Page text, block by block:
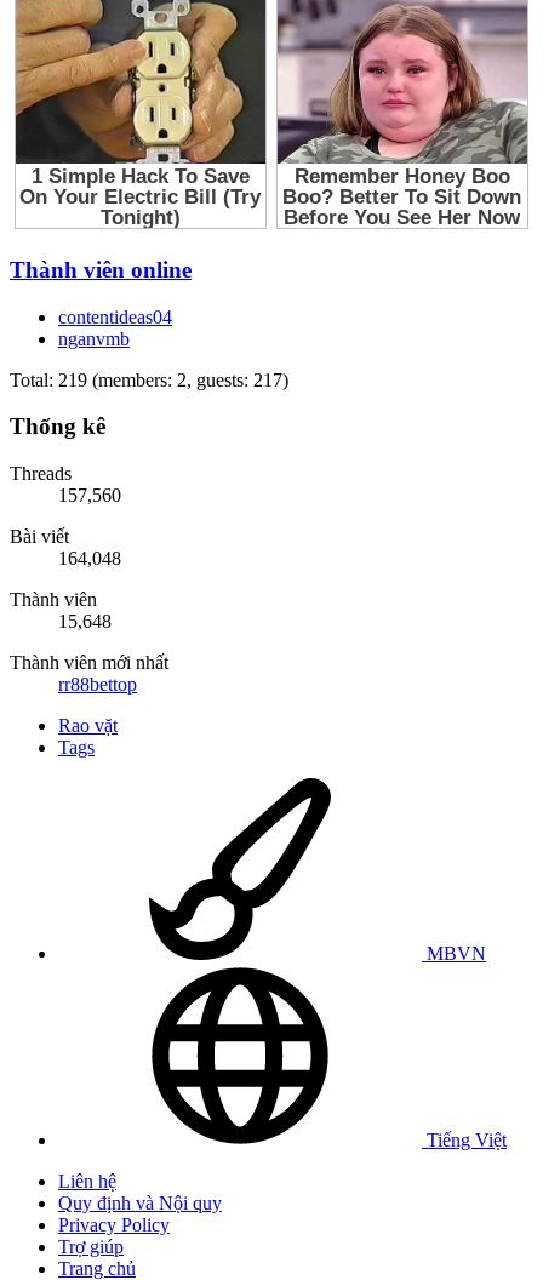
Thành viên online
contentideas04
nganvmb
Total: 219 (members: 2, guests: 217)
Thống kê
Threads
157,560
Bài viết
164,048
Thành viên
15,648
Thành viên mới nhất
rr88bettop
Rao vặt
Tags
MBVN
Tiếng Việt
Liên hệ
Quy định và Nội quy
Privacy Policy
Trợ giúp
Trang chủ